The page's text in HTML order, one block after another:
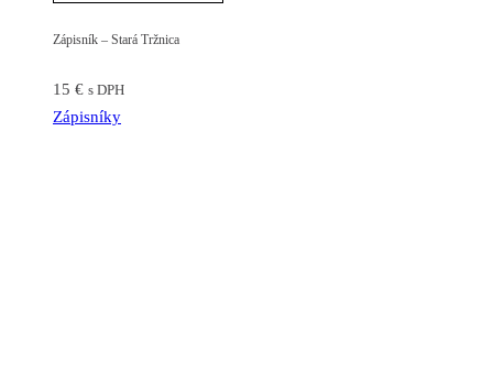
Zápisník – Stará Tržnica
15 € s DPH
Zápisníky